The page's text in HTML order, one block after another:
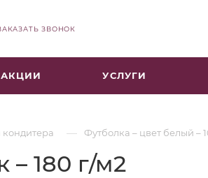
ЗВОНОК
АКЦИИ УСЛУГИ
— Футболка – цвет белый –
– 180 г/м2